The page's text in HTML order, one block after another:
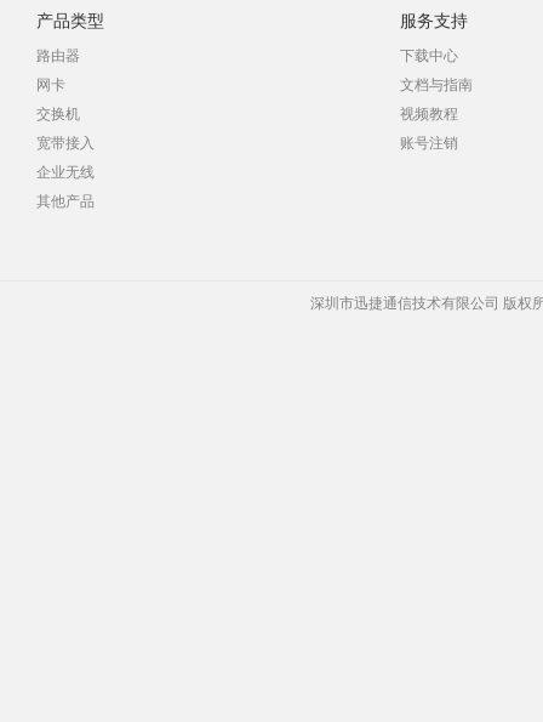
产品类型
路由器
网卡
交换机
宽带接入
企业无线
其他产品
服务支持
下载中心
文档与指南
视频教程
账号注销
深圳市迅捷通信技术有限公司 版权